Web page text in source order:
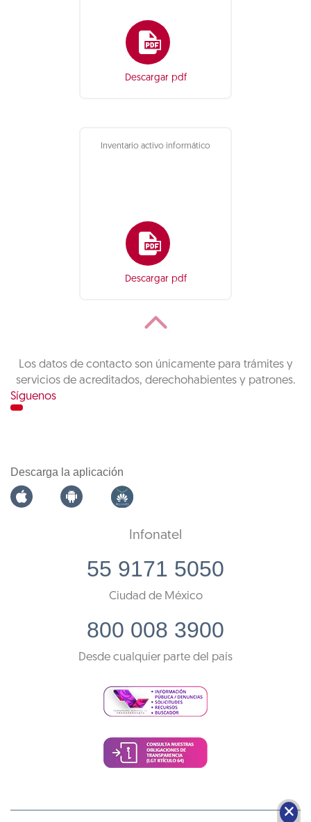
Descargar pdf
Inventario activo informático
Descargar pdf
Los datos de contacto son únicamente para trámites y
servicios de acreditados, derechohabientes y patrones.
Síguenos
Descarga la aplicación
Infonatel
55 9171 5050
Ciudad de México
800 008 3900
Desde cualquier parte del país
🗙